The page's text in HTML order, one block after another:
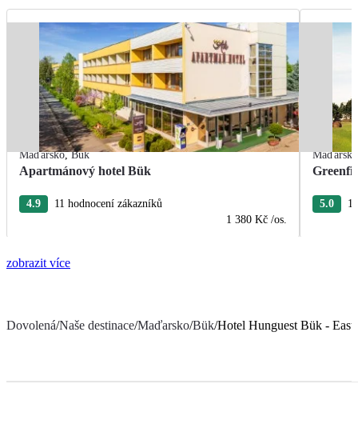
Maďarsko,Bük
Apartmánový hotel Bük
4.9
11 hodnocení zákazníků
1 380 Kč /os.
Maďarsko
5.0
zobrazit více
Dovolená/Naše destinace/Maďarsko/Bük/Hotel Hunguest Bük - East